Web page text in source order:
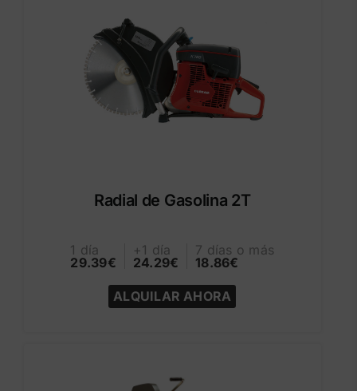
Radial de Gasolina 2T
1 día
29.39€
+1 día
24.29€
7 días o más
18.86€
ALQUILAR AHORA